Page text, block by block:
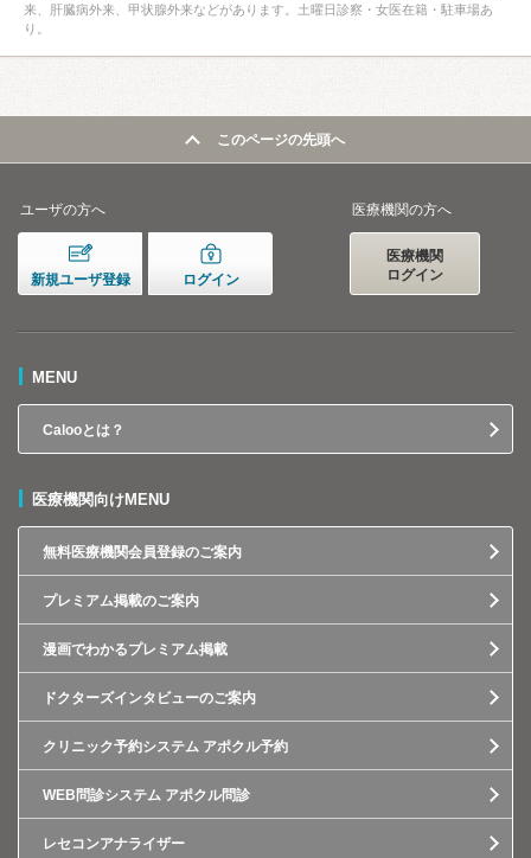
来、肝臓病外来、甲状腺外来などがあります。土曜日診察・女医在籍・駐車場あ
り。
このページの先頭へ
ユーザの方へ
新規ユーザ登録 ログイン
医療機関の方へ
医療機関
ログイン
MENU
Calooとは？
医療機関向けMENU
無料医療機関会員登録のご案内
プレミアム掲載のご案内
漫画でわかるプレミアム掲載
ドクターズインタビューのご案内
クリニック予約システム アポクル予約
WEB問診システム アポクル問診
レセコンアナライザー